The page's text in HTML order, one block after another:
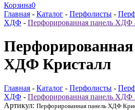
Корзина0
Главная - Каталог - Перфолисты -
ХДФ - Перфорированная панель ХДФ
ХДФ Кристалл
Главная - Каталог - Перфолисты -
ХДФ - Перфорированная панель ХДФ
Артикул: Перфорированная панель ХДФ